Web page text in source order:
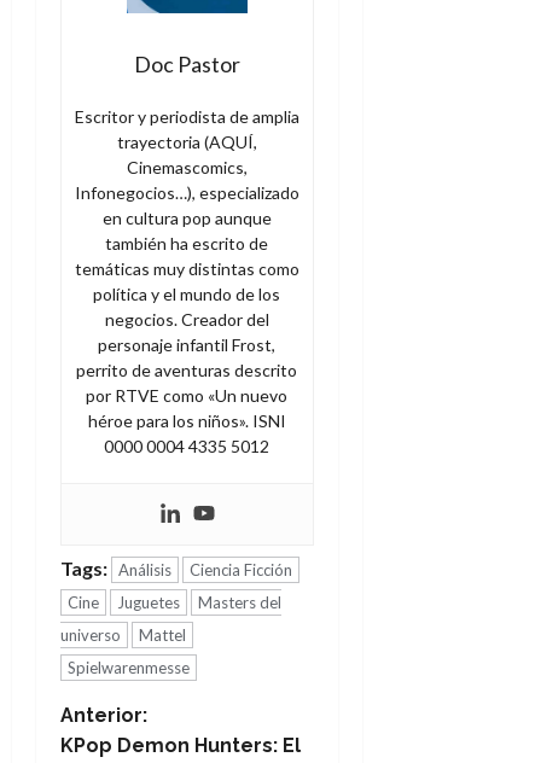
Doc Pastor
Escritor y periodista de amplia
trayectoria (AQUÍ,
Cinemascomics,
Infonegocios…), especializado
en cultura pop aunque
también ha escrito de
temáticas muy distintas como
política y el mundo de los
negocios. Creador del
personaje infantil Frost,
perrito de aventuras descrito
por RTVE como «Un nuevo
héroe para los niños». ISNI
0000 0004 4335 5012
Tags: Análisis
Ciencia Ficción
Cine
Juguetes
Masters del
universo
Mattel
Spielwarenmesse
N
Anterior:
KPop Demon Hunters: El